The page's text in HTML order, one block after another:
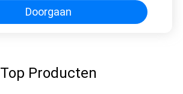
Doorgaan
Top Producten